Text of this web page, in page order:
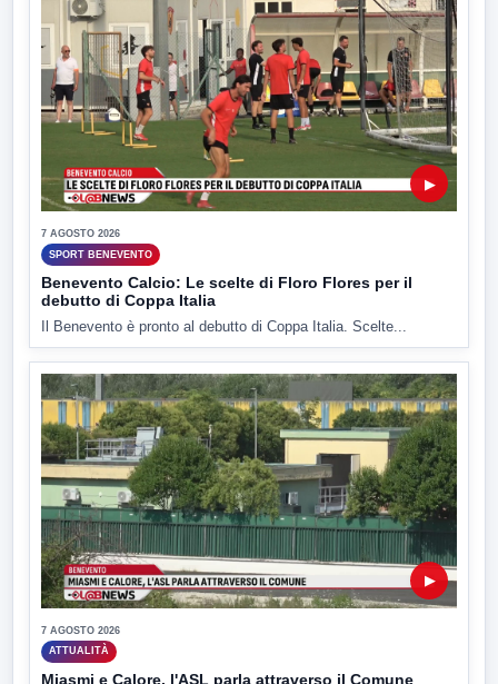
▶
7 AGOSTO 2026
SPORT BENEVENTO
Benevento Calcio: Le scelte di Floro Flores per il
debutto di Coppa Italia
Il Benevento è pronto al debutto di Coppa Italia. Scelte...
▶
7 AGOSTO 2026
ATTUALITÀ
Miasmi e Calore, l'ASL parla attraverso il Comune